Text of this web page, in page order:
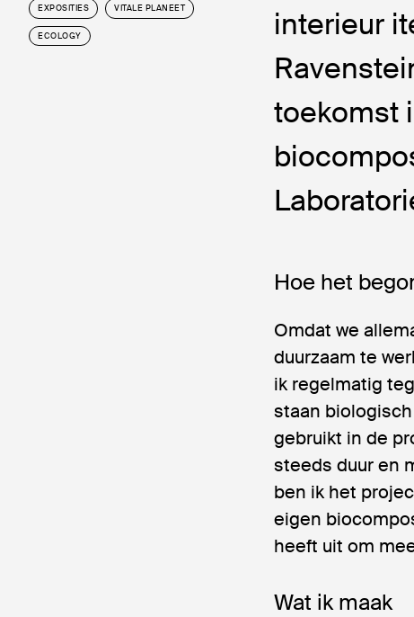
EXPOSITIES VITALE PLANEET
ECOLOGY
interieur
toekomst
Hoe het
Omdat we
duurzaam te
ik regelmatig
staan
gebruikt in de
steeds duur en
ben ik het
eigen
heeft uit om
Wat ik maak